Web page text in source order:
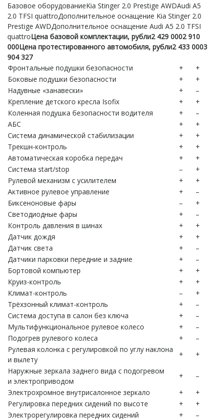
Базовое оборудованиеKia Stinger 2.0 Prestige AWDAudi A5
2.0 TFSI quattroДополнительное оснащение Kia Stinger 2.0
Prestige AWDДополнительное оснащение Audi A5 2.0 TFSI
quattroЦена базовой комплектации, рубли2 429 0002 910
000Цена протестированного автомобиля, рубли2 433 0003
904 327
Фронтальные подушки безопасности
+
+
Боковые подушки безопасности
+
+
Надувные «занавески»
+
–
Крепление детского кресла Isofix
+
+
Коленная подушка безопасности водителя
+
–
АБС
+
+
Система динамической стабилизации
+
+
Трекшн-контроль
+
+
Автоматическая коробка передач
+
+
Система start/stop
–
+
Рулевой механизм с усилителем
+
+
Активное рулевое управление
+
–
Биксеноновые фары
–
+
Светодиодные фары
+
–
Контроль давления в шинах
+
+
Датчик дождя
+
+
Датчик света
+
–
Датчики парковки передние и задние
+
–
Бортовой компьютер
+
+
Круиз-контроль
+
+
Климат-контроль
–
+
Трёхзонный климат-контроль
+
–
Система доступа в салон без ключа
+
–
Мультифункциональное рулевое колесо
+
–
Подогрев рулевого колеса
+
–
Рулевая колонка с регулировкой по углу наклона
и вылету
+
+
Наружные зеркала заднего вида с подогревом
и электроприводом
+
–
Электрохромное внутрисалонное зеркало
+
+
Регулировка передних сидений по высоте
+
+
Электрорегулировка передних сидений
+
–